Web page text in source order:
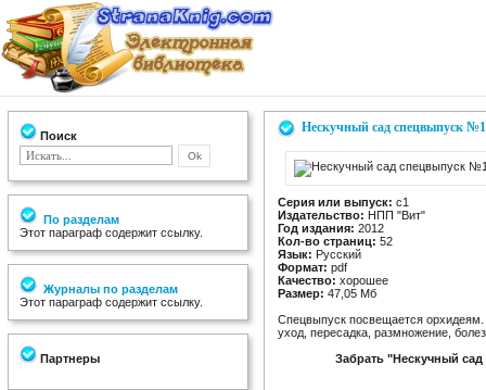
Поиск
По разделам
Этот параграф содержит ссылку.
Журналы по разделам
Этот параграф содержит ссылку.
Партнеры
Нескучный сад спецвыпуск №1
Серия или выпуск: с1
Издательство: НПП "Вит"
Год издания: 2012
Кол-во страниц: 52
Язык: Русский
Формат: pdf
Качество: хорошее
Размер: 47,05 Мб
Спецвыпуск посвещается орхидеям.
уход, пересадка, размножение,
Забрать "Нескучный